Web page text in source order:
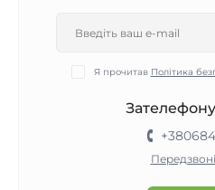
Я прочитав Політика